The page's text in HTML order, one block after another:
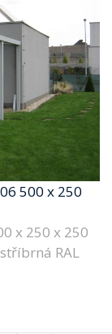
500 x 250
x 250 x 250
RAL